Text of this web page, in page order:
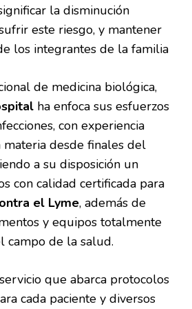
la disminución
este riesgo, y mantener
los integrantes de la familia
de medicina biológica,
ha enfoca sus esfuerzos
con experiencia
materia desde finales del
a su disposición un
con calidad certificada para
el Lyme, además de
y equipos totalmente
campo de la salud.
que abarca protocolos
cada paciente y diversos